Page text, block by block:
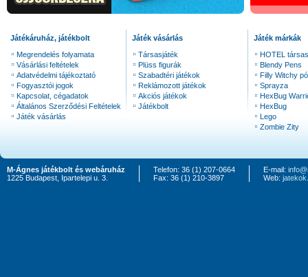
Játékáruház, játékbolt
Megrendelés folyamata
Vásárlási feltételek
Adatvédelmi tájékoztató
Fogyasztói jogok
Kapcsolat, cégadatok
Általános Szerződési Feltételek
Játék vásárlás
Játék vásárlás
Társasjáték
Plüss figurák
Szabadtéri játékok
Reklámozott játékok
Akciós játékok
Játékbolt
Játék márkák
HOTEL
Blendy Pens
Filly Witchy
Sprayza
HexBug
HexBug
Lego
Zombie Zity
M-Ágnes játékbolt és webáruház
1225 Budapest, Ipartelepi u. 3.
Telefon: 36 (1) 207-0664
Fax: 36 (1) 210-3897
E-mail:
Web: